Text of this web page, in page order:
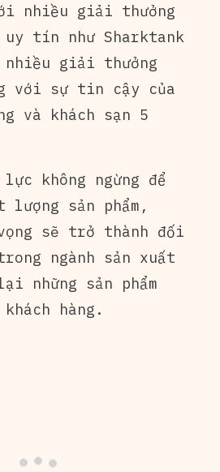
nhiều giải thưởng
tín như Sharktank
nhiều giải thưởng
với sự tin cậy của
và khách sạn 5
không ngừng để
sản phẩm,
sẽ trở thành đối
ngành sản xuất
những sản phẩm
hàng.